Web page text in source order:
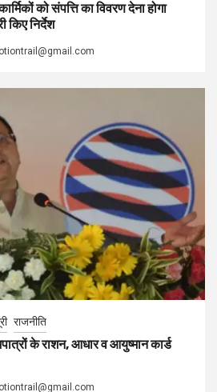
को संपत्ति का विवरण देना होगा
किए निर्देश
राजनीति
के राशन, आधार व आयुष्मान कार्ड